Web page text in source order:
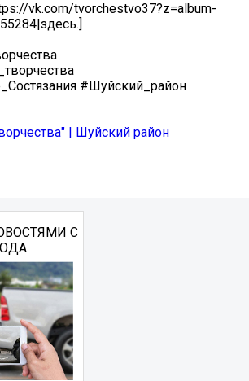
vk.com/tvorchestvo37?z=album-
#Шуйский_район
| Шуйский район
С